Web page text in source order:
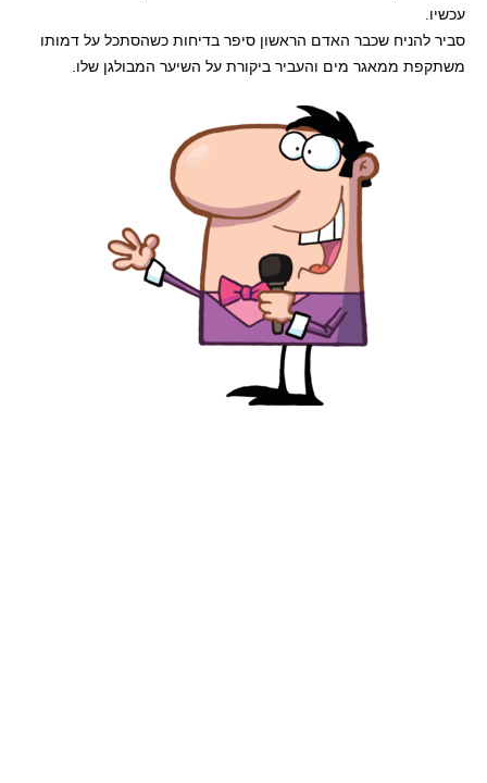
עכשיו.
סביר להניח שכבר האדם הראשון סיפר בדיחות כשהסתכל על דמותו
משתקפת ממאגר מים והעביר ביקורת על השיער המבולגן שלו.